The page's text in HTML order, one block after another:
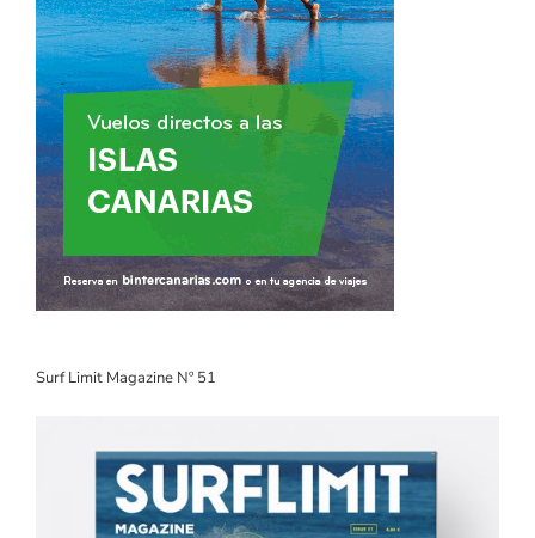
Surf Limit Magazine Nº 51